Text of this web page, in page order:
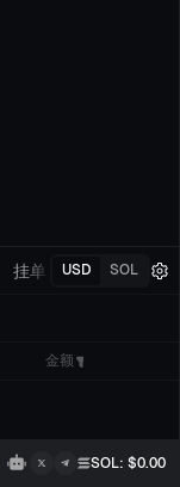
挂单 我的交易
USD SOL
金额
SOL: $0.00